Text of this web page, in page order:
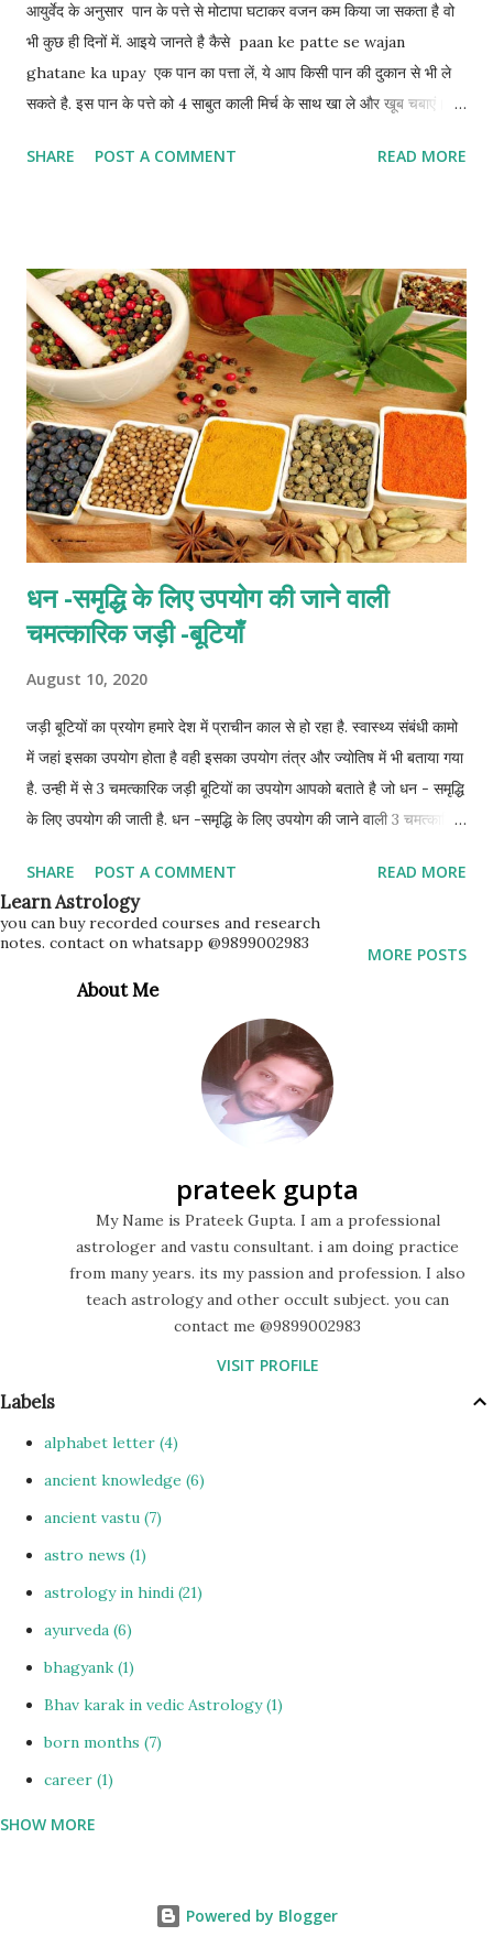
आयुर्वेद के अनुसार पान के पत्ते से मोटापा घटाकर वजन कम किया जा सकता है वो
भी कुछ ही दिनों में. आइये जानते है कैसे paan ke patte se wajan
ghatane ka upay एक पान का पत्ता लें, ये आप किसी पान की दुकान से भी ले
सकते है. इस पान के पत्ते को 4 साबुत काली मिर्च के साथ खा ले और खूब चबाएं। ये
ऐसा आपको सुबह खाली पेट करना है, तकरीबन 5 - 6 हफ़्तों में शेप में आने लगते है.
SHARE POST A COMMENT READ MORE
धन -समृद्धि के लिए उपयोग की जाने वाली
चमत्कारिक जड़ी -बूटियाँ
August 10, 2020
जड़ी बूटियों का प्रयोग हमारे देश में प्राचीन काल से हो रहा है. स्वास्थ्य संबंधी कामो
में जहां इसका उपयोग होता है वही इसका उपयोग तंत्र और ज्योतिष में भी बताया गया
है. उन्ही में से 3 चमत्कारिक जड़ी बूटियों का उपयोग आपको बताते है जो धन - समृद्धि
के लिए उपयोग की जाती है. धन -समृद्धि के लिए उपयोग की जाने वाली 3 चमत्कारिक
नहीं जानते के उनके किचन में भी कुछ ऐसी चीज़े है जिनसे धन को आकर्षित किया जा
सकता है. ऐसी herbs है जो money attraction का काम करती है आइये
जानते है. safed aparajita ka upyog श्वेत अपराजिता (shwet
अपराजिता का पौधा दरिद्रनाशक माना जाता है। इन्हे अपने घर के बाहर लगाना
चाहिए. safed palash ka upyog सफेद पलाश का पौधा (safed palash का
plant) : सफ़ेद पलाश एक मुश्किल से मिलने वाला पौधा है. इसके फूलों को अपने घर
के मंदिर में रखना अच्छा माना जाता है. इसे बहुत ही चमत्कार...
SHARE POST A COMMENT READ MORE
MORE POSTS
Learn Astrology
you can buy recorded courses and research
notes. contact on whatsapp @9899002983
About Me
prateek gupta
My Name is Prateek Gupta. I am a professional
astrologer and vastu consultant. i am doing practice
from many years. its my passion and profession. I also
teach astrology and other occult subject. you can
contact me @9899002983
VISIT PROFILE
Labels
alphabet letter 4
ancient knowledge 6
ancient vastu 7
astro news 1
astrology in hindi 21
ayurveda 6
bhagyank 1
Bhav karak in vedic Astrology 1
born months 7
career 1
CHAKRAS
SHOW MORE
Powered by Blogger